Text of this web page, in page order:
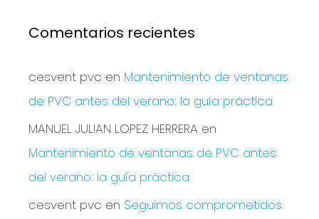
Comentarios recientes
cesvent pvc en Mantenimiento de ventanas
de PVC antes del verano: la guía práctica
MANUEL JULIAN LOPEZ HERRERA en
Mantenimiento de ventanas de PVC antes
del verano: la guía práctica
cesvent pvc en Seguimos comprometidos